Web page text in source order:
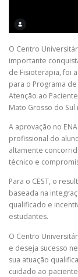
O Centro
importante
de Fisioterapia, foi
para o Programa
Atenção ao
Mato Grosso do Sul
A aprovação no
profissional do
altamente
técnico e
Para o CEST, o
baseada na
qualificado e
estudantes.
O Centro
e deseja sucesso
sua atuação
cuidado ao